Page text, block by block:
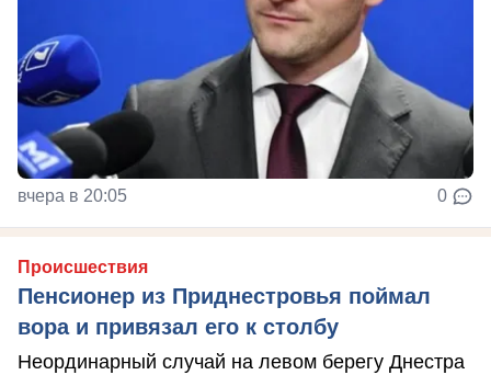
вчера в 20:05 0
Происшествия
Пенсионер из Приднестровья поймал
вора и привязал его к столбу
Неординарный случай на левом берегу Днестра